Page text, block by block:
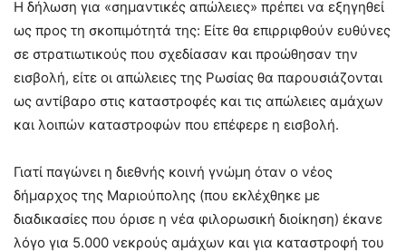
Η δήλωση για «σημαντικές απώλειες» πρέπει να εξηγηθεί
ως προς τη σκοπιμότητά της: Είτε θα επιρριφθούν ευθύνες
σε στρατιωτικούς που σχεδίασαν και προώθησαν την
εισβολή, είτε οι απώλειες της Ρωσίας θα παρουσιάζονται
ως αντίβαρο στις καταστροφές και τις απώλειες αμάχων
και λοιπών καταστροφών που επέφερε η εισβολή.
Γιατί παγώνει η διεθνής κοινή γνώμη όταν ο νέος
δήμαρχος της Μαριούπολης (που εκλέχθηκε με
διαδικασίες που όρισε η νέα φιλορωσική διοίκηση) έκανε
λόγο για 5.000 νεκρούς αμάχων και για καταστροφή του